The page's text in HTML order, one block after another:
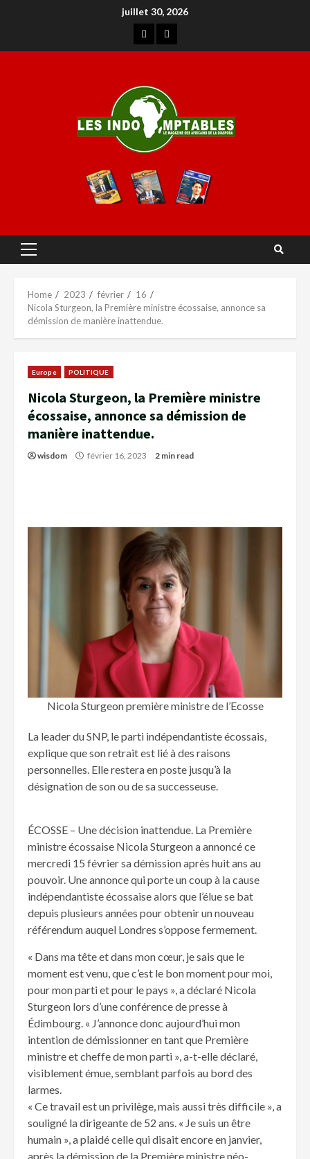
juillet 30, 2026
Home 2023 février
16
Nicola Sturgeon, la Première ministre écossaise, annonce sa
démission de manière inattendue.
Europe POLITIQUE
Nicola Sturgeon, la Première ministre
écossaise, annonce sa démission de
manière inattendue.
wisdom février 16, 2023 2 min read
Nicola Sturgeon première ministre de l’Ecosse
La leader du SNP, le parti indépendantiste écossais,
explique que son retrait est lié à des raisons
personnelles. Elle restera en poste jusqu’à la
désignation de son ou de sa successeuse.
ÉCOSSE – Une décision inattendue. La Première
ministre écossaise Nicola Sturgeon a annoncé ce
mercredi 15 février sa démission après huit ans au
pouvoir. Une annonce qui porte un coup à la cause
indépendantiste écossaise alors que l’élue se bat
depuis plusieurs années pour obtenir un nouveau
référendum auquel Londres s’oppose fermement.
« Dans ma tête et dans mon cœur, je sais que le
moment est venu, que c’est le bon moment pour moi,
pour mon parti et pour le pays », a déclaré Nicola
Sturgeon lors d’une conférence de presse à
Édimbourg. « J’annonce donc aujourd’hui mon
intention de démissionner en tant que Première
ministre et cheffe de mon parti », a-t-elle déclaré,
visiblement émue, semblant parfois au bord des
larmes.
« Ce travail est un privilège, mais aussi très difficile », a
souligné la dirigeante de 52 ans. « Je suis un être
humain », a plaidé celle qui disait encore en janvier,
après la démission de la Première ministre néo-